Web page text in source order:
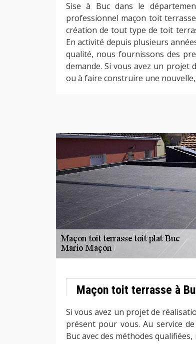
Sise à Buc dans le
professionnel maçon toit
création de tout type de toit
En activité depuis plusieurs
qualité, nous fournissons des
demande. Si vous avez un
ou à faire construire une
Maçon toit terrasse à
Si vous avez un projet de
présent pour vous. Au service
Buc avec des méthodes